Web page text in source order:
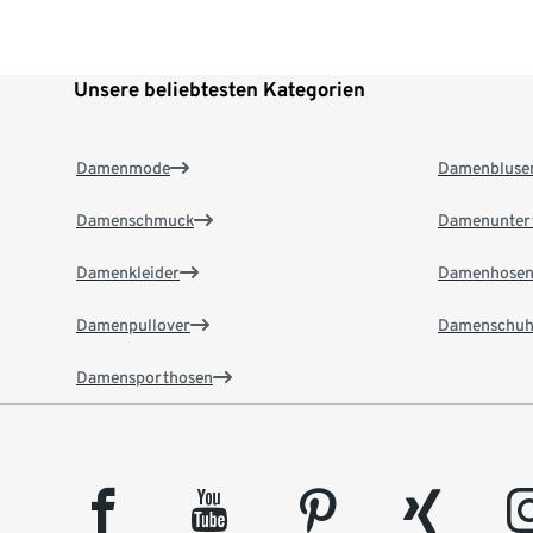
Unsere beliebtesten Kategorien
Damenmode
Damenschmuck
Damenkleider
Damenpullover
Damensporthosen
Damenhosen
facebook youtube pinterest xing